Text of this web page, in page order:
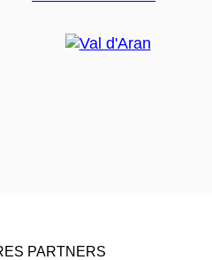
PARTNERS